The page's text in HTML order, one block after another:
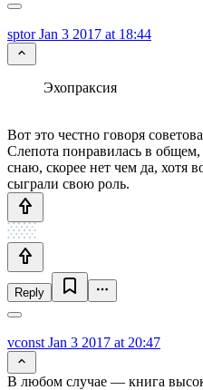
sptorJan 3 2017 at 18:44
Эхопраксия
Вот это честно говоря
Слепота понравилась в
снаю, скорее нет чем да,
сыграли свою роль.
Reply
vconst Jan 3 2017 at 20:47
В любом случае — книга